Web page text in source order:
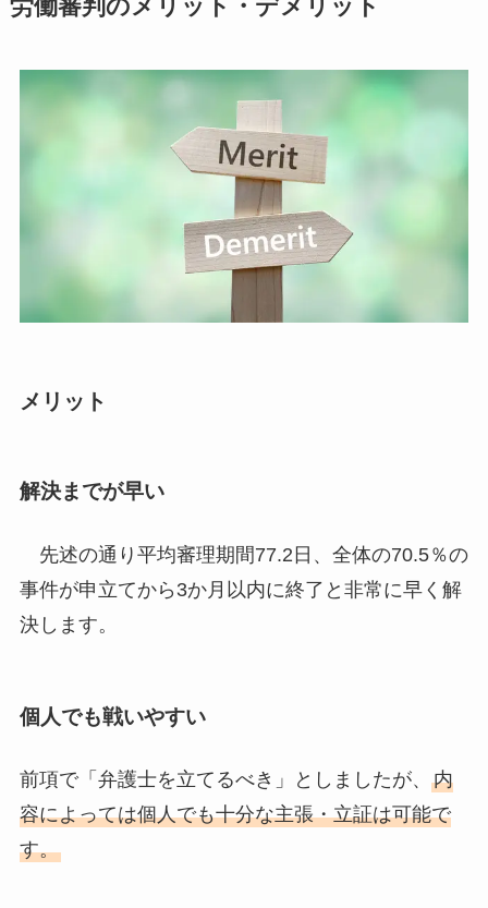
労働審判のメリット・デメリット
メリット
解決までが早い
先述の通り平均審理期間77.2日、全体の70.5％の
事件が申立てから3か月以内に終了と非常に早く解
決します。
個人でも戦いやすい
前項で「弁護士を立てるべき」としましたが、 内
容によっては個人でも十分な主張・立証は可能で
す。